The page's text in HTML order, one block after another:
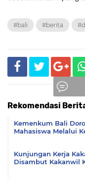
#bali #berita
Rekomendasi
Kemenkum Bali
Mahasiswa Melalui
Kunjungan Kerja
Disambut Kakanwil